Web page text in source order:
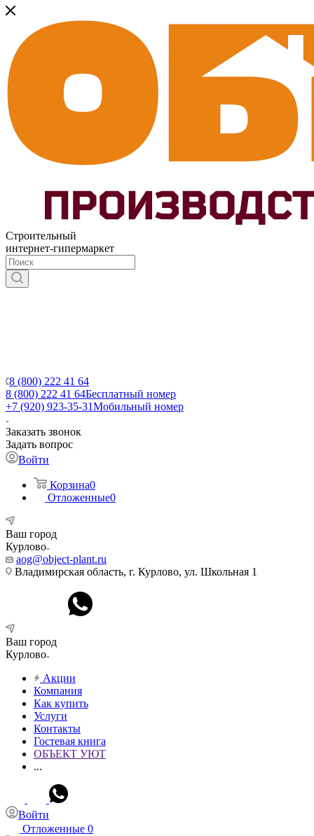
Строительный
интернет-гипермаркет
8 (800) 222 41 64
8 (800) 222 41 64Бесплатный номер
+7 (920) 923-35-31Мобильный номер
Заказать звонок
Задать вопрос
Войти
Корзина0
Отложенные0
Ваш город
Курлово
aog@object-plant.ru
Владимирская область, г. Курлово, ул. Школьная 1
Ваш город
Курлово
Акции
Компания
Как купить
Услуги
Контакты
Гостевая книга
ОБЪЕКТ УЮТ
...
Войти
Отложенные 0